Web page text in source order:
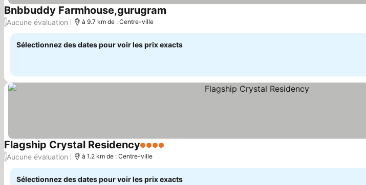
Bnbbuddy Farmhouse,gurugram
/Aucune évaluation à 9.7 km de : Centre-ville
Sélectionnez des dates pour voir les prix exacts
Flagship Crystal Residency4 Étoiles
/Aucune évaluation à 1.2 km de : Centre-ville
Sélectionnez des dates pour voir les prix exacts